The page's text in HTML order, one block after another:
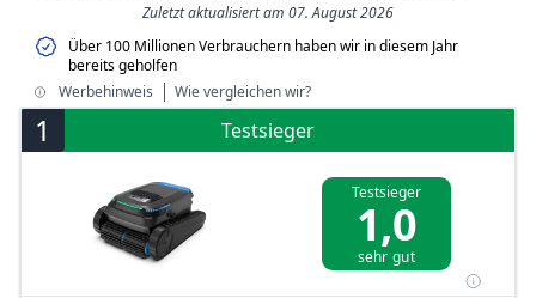
Zuletzt aktualisiert am 07. August 2026
Über 100 Millionen Verbrauchern haben wir in diesem Jahr
bereits geholfen
Werbehinweis
Wie vergleichen wir?
1 Testsieger
Testsieger
1,0
sehr gut